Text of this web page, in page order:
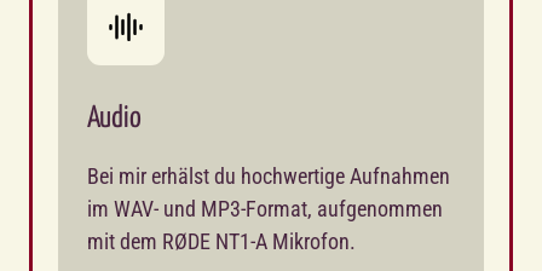
Audio
Bei mir erhälst du hochwertige Aufnahmen
im WAV- und MP3-Format, aufgenommen
mit dem RØDE NT1-A Mikrofon.